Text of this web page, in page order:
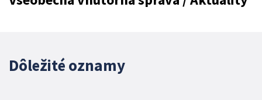
Dôležité oznamy